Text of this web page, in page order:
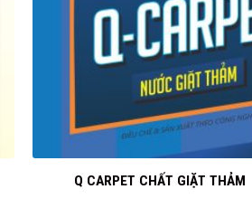
Q CARPET CHẤT GIẶT THẢM